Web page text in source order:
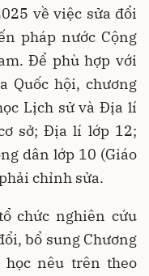
về việc sửa đổi
pháp nước Cộng
Để phù hợp với
Quốc hội, chương
Lịch sử và Địa lí
sở; Địa lí lớp 12;
dân lớp 10 (Giáo
chỉnh sửa.
chức nghiên cứu
bổ sung Chương
nêu trên theo